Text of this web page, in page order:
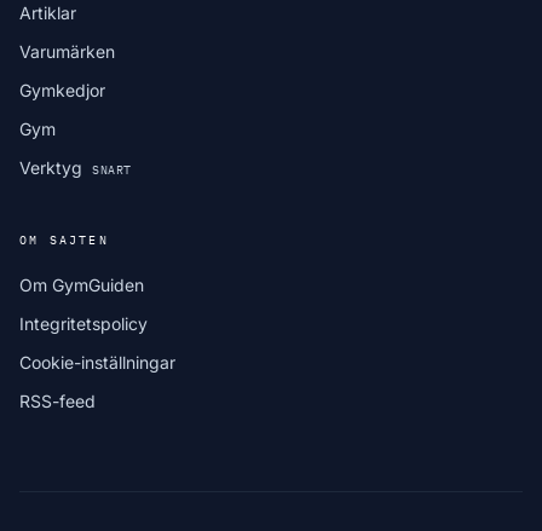
Artiklar
Varumärken
Gymkedjor
Gym
Verktyg
SNART
OM SAJTEN
Om GymGuiden
Integritetspolicy
Cookie-inställningar
RSS-feed